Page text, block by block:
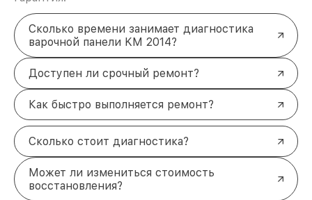
Сколько времени занимает диагностика
варочной панели KM 2014?
Доступен ли срочный ремонт?
Как быстро выполняется ремонт?
Сколько стоит диагностика?
Может ли измениться стоимость
восстановления?